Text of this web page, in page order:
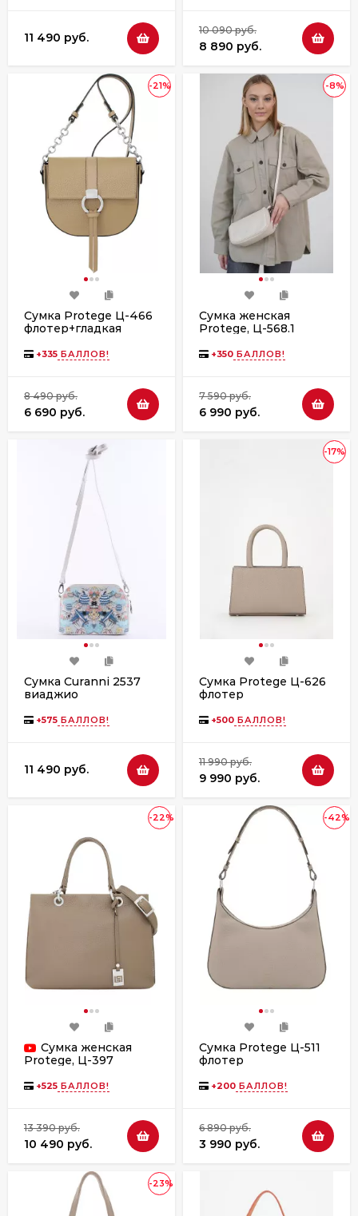
11 490 руб.
10 090 руб.
8 890 руб.
-21%
Сумка Protege Ц-466
флотер+гладкая
+335 БАЛЛОВ!
8 490 руб.
6 690 руб.
-8%
Сумка женская
Protege, Ц-568.1
+350 БАЛЛОВ!
7 590 руб.
6 990 руб.
Сумка Curanni 2537
виаджио
+575 БАЛЛОВ!
11 490 руб.
-17%
Сумка Protege Ц-626
флотер
+500 БАЛЛОВ!
11 990 руб.
9 990 руб.
-22%
Сумка женская
Protege, Ц-397
+525 БАЛЛОВ!
13 390 руб.
10 490 руб.
-42%
Сумка Protege Ц-511
флотер
+200 БАЛЛОВ!
6 890 руб.
3 990 руб.
-23%